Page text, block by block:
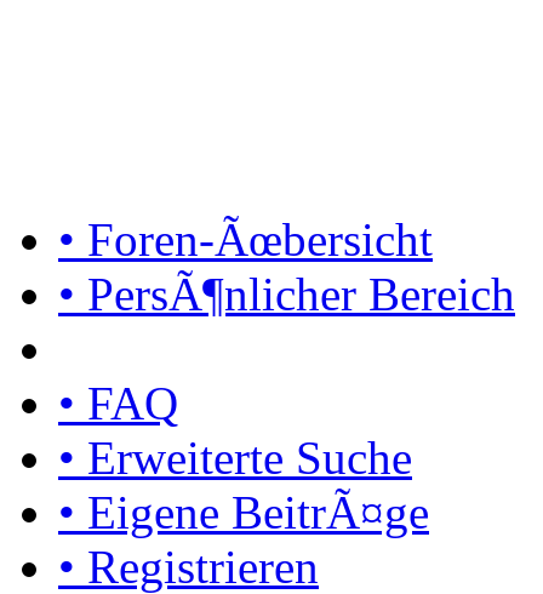
• Foren-Ãœbersicht
• PersÃ¶nlicher Bereich
• FAQ
• Erweiterte Suche
• Eigene BeitrÃ¤ge
• Registrieren